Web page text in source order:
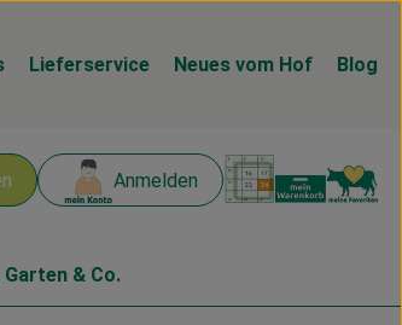
Lieferservice Neues vom Hof Blog
Anmelden
Garten & Co.